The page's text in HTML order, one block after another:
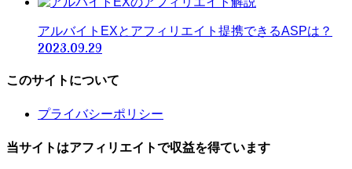
アルバイトEXとアフィリエイト提携できるASPは？
2023.09.29
このサイトについて
プライバシーポリシー
当サイトはアフィリエイトで収益を得ています